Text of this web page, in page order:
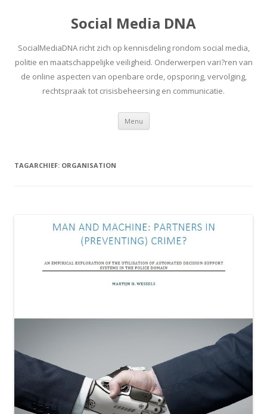
Social Media DNA
SocialMediaDNA richt zich op kennisdeling rondom social media,
politie en maatschappelijke veiligheid. Onderwerpen vari?ren van
de online aspecten van openbare orde, opsporing, vervolging,
rechtspraak tot crisisbeheersing en communicatie.
Menu Spring
inhoud
TAGARCHIEF: ORGANISATION